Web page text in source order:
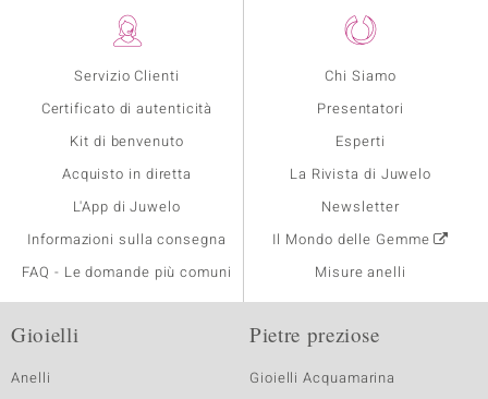
Servizio Clienti
Certificato di autenticità
Kit di benvenuto
Acquisto in diretta
L'App di Juwelo
Informazioni sulla consegna
FAQ - Le domande più comuni
Chi Siamo
Presentatori
Esperti
La Rivista di Juwelo
Newsletter
Il Mondo delle Gemme
Misure anelli
Gioielli
Anelli
Pietre preziose
Gioielli Acquamarina